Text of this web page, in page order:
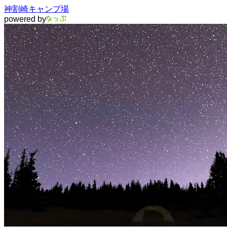
神割崎キャンプ場
powered by